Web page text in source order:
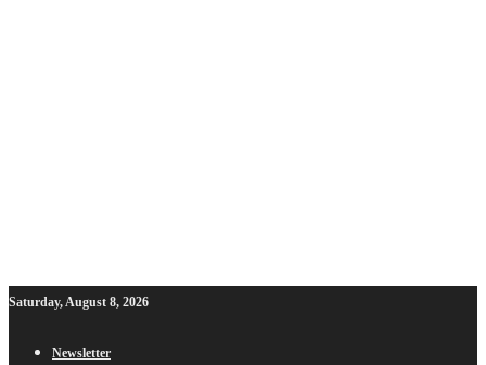
Saturday, August 8, 2026
Newsletter